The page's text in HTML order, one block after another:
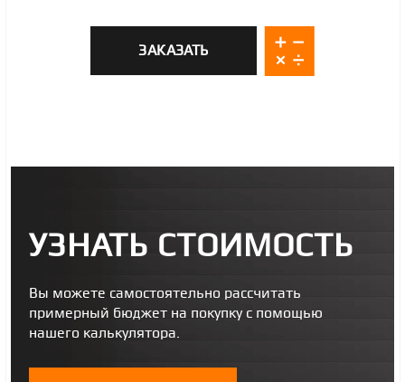
ЗАКАЗАТЬ
УЗНАТЬ СТОИМОСТЬ
Вы можете самостоятельно рассчитать
примерный бюджет на покупку с помощью
нашего калькулятора.